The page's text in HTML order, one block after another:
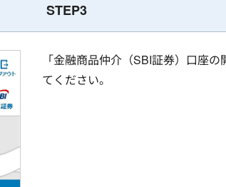
STEP3
「金融商品仲介（SBI証券）口座
てください。